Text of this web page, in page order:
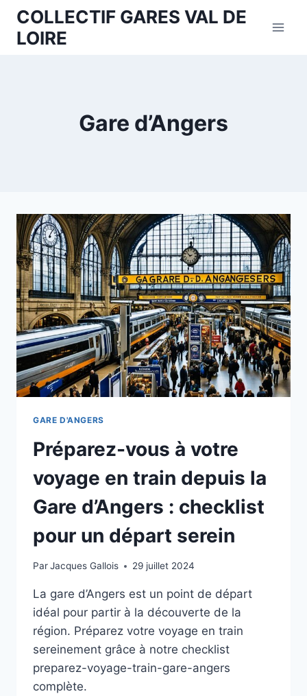
Aller
contenu
COLLECTIF GARES VAL DE
LOIRE
Gare d’Angers
GARE D'ANGERS
Préparez-vous à votre
voyage en train depuis la
Gare d’Angers : checklist
pour un départ serein
ParJacques Gallois 29 juillet 2024
La gare d’Angers est un point de départ
idéal pour partir à la découverte de la
région. Préparez votre voyage en train
sereinement grâce à notre checklist
preparez-voyage-train-gare-angers
complète.